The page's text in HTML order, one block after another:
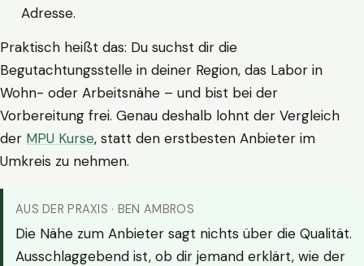
Adresse.
Praktisch heißt das: Du suchst dir die
Begutachtungsstelle in deiner Region, das Labor in
Wohn- oder Arbeitsnähe – und bist bei der
Vorbereitung frei. Genau deshalb lohnt der Vergleich
der MPU Kurse, statt den erstbesten Anbieter im
Umkreis zu nehmen.
AUS DER PRAXIS · BEN AMBROS
Die Nähe zum Anbieter sagt nichts über die Qualität.
Ausschlaggebend ist, ob dir jemand erklärt, wie der